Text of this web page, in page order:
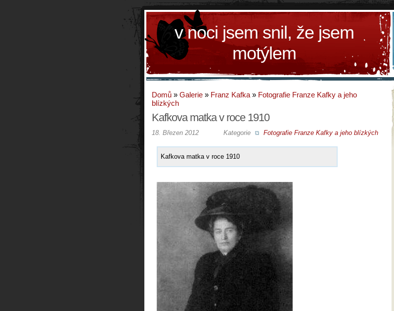
v noci jsem snil, že jsem
motýlem
Domů » Galerie » Franz Kafka » Fotografie Franze Kafky a jeho
blízkých
Kafkova matka v roce 1910
Kategorie Fotografie Franze Kafky a jeho blízkých
18. Březen 2012
Kafkova matka v roce 1910